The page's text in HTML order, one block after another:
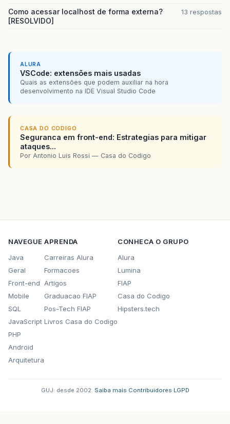
Como acessar localhost de forma externa?
[RESOLVIDO]
13 respostas
ALURA
VSCode: extensões mais usadas
Quais as extensões que podem auxiliar na hora
desenvolvimento na IDE Visual Studio Code
CASA DO CODIGO
Seguranca em front-end: Estrategias para mitigar
ataques...
Por Antonio Luis Rossi — Casa do Codigo
NAVEGUE
Java
Geral
Front-end
Mobile
SQL
JavaScript
PHP
Android
Arquitetura
APRENDA
Carreiras Alura
Formacoes
Artigos
Graduacao FIAP
Pos-Tech FIAP
Livros Casa do Codigo
CONHECA O GRUPO
Alura
Lumina
FIAP
Casa do Codigo
Hipsters.tech
GUJ: desde 2002. Saiba mais Contribuidores LGPD